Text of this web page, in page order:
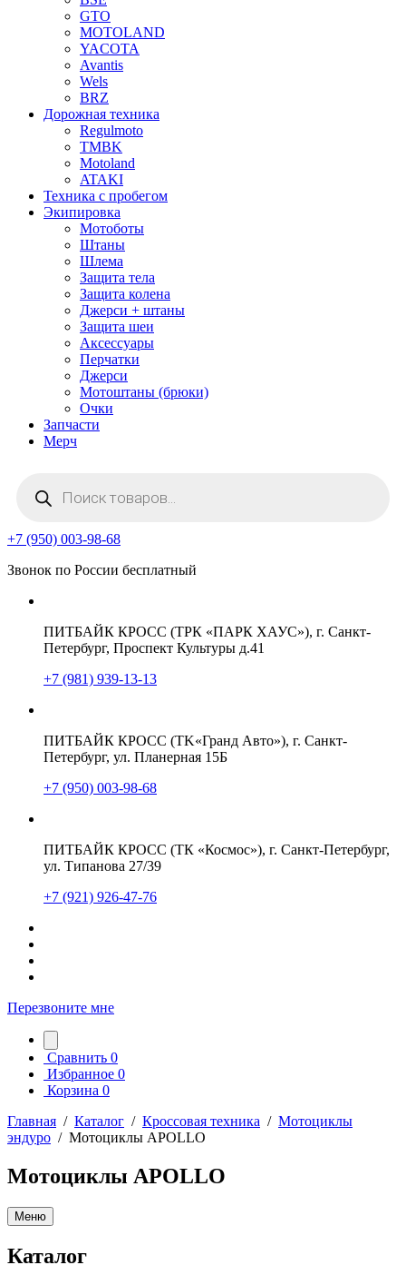
GTO
MOTOLAND
YACOTA
Avantis
Wels
BRZ
Дорожная техника
Regulmoto
TMBK
Motoland
ATAKI
Техника с пробегом
Экипировка
Мотоботы
Штаны
Шлема
Защита тела
Защита колена
Джерси + штаны
Защита шеи
Аксессуары
Перчатки
Джерси
Мотоштаны (брюки)
Очки
Запчасти
Мерч
товаров
+7 (950) 003-98-68
Звонок по России бесплатный
ПИТБАЙК КРОСС (ТРК «ПАРК ХАУС»), г. Санкт-
Петербург, Проспект Культуры д.41
+7 (981) 939-13-13
ПИТБАЙК КРОСС (TK«Гранд Авто»), г. Санкт-
Петербург, ул. Планерная 15Б
+7 (950) 003-98-68
ПИТБАЙК КРОСС (ТК «Космос»), г. Санкт-Петербург,
ул. Типанова 27/39
+7 (921) 926-47-76
Перезвоните мне
Сравнить 0
Избранное 0
Корзина 0
Главная / Каталог / Кроссовая техника / Мотоциклы
эндуро / Мотоциклы APOLLO
Мотоциклы APOLLO
Меню
Каталог